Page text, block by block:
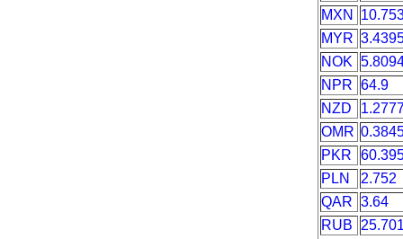
MXN
MYR
NOK
NPR
64.9
NZD
OMR
PKR
PLN
2.752
QAR
3.64
RUB